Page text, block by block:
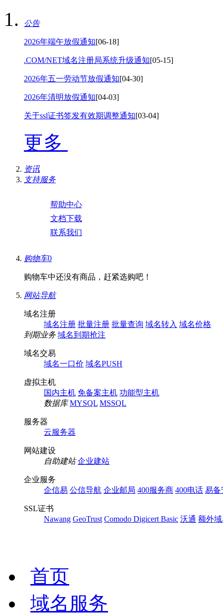
公告
2026年端午放假通知[06-18]
.COM/NET域名注册局系统升级通知[05-15]
2026年五一劳动节放假通知[04-30]
2026年清明放假通知[04-03]
关于ssl证书签发有效期调整通知[03-04]
更多
资讯
支持服务
帮助中心
文档下载
联系我们
购物车0
购物车中还没有商品，赶紧选购吧！
网站导航
域名注册
域名注册 批量注册 批量查询 域名转入 域名价格
到期业务 域名到期抢注
域名交易
域名一口价 域名PUSH
虚拟主机
国内主机 免备案主机 功能型主机
数据库 MYSQL MSSQL
服务器
云服务器
网站建设
自助建站 企业建站
企业服务
企信易 公信导航 企业邮局 400服务商 400电话 易备
SSL证书
Nawang GeoTrust Comodo Digicert Basic 沃通 额外
首页
域名服务